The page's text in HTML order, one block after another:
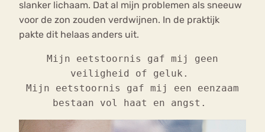
slanker lichaam. Dat al mijn problemen als sneeuw
voor de zon zouden verdwijnen. In de praktijk
pakte dit helaas anders uit.
Mijn eetstoornis gaf mij geen
veiligheid of geluk.
Mijn eetstoornis gaf mij een eenzaam
bestaan vol haat en angst.